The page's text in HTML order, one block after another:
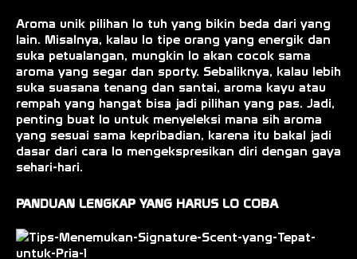
Aroma unik pilihan lo tuh yang bikin beda dari yang
lain. Misalnya, kalau lo tipe orang yang energik dan
suka petualangan, mungkin lo akan cocok sama
aroma yang segar dan sporty. Sebaliknya, kalau lebih
suka suasana tenang dan santai, aroma kayu atau
rempah yang hangat bisa jadi pilihan yang pas. Jadi,
penting buat lo untuk menyeleksi mana sih aroma
yang sesuai sama kepribadian, karena itu bakal jadi
dasar dari cara lo mengekspresikan diri dengan gaya
sehari-hari.
PANDUAN LENGKAP YANG HARUS LO COBA